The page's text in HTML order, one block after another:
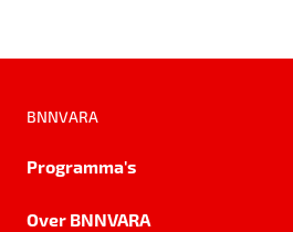
BNNVARA
Programma's
Over BNNVARA